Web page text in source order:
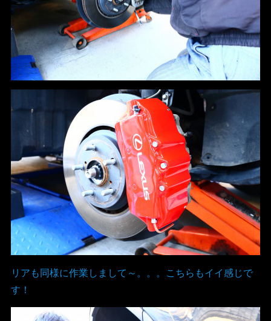
リアも同様に作業しまして～。。。こちらもイイ感じで
す！